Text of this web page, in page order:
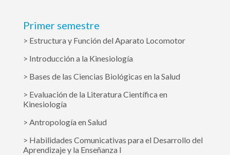
Primer semestre
> Estructura y Función del Aparato Locomotor
> Introducción a la Kinesiología
> Bases de las Ciencias Biológicas en la Salud
> Evaluación de la Literatura Científica en
Kinesiología
> Antropología en Salud
> Habilidades Comunicativas para el Desarrollo del
Aprendizaje y la Enseñanza I